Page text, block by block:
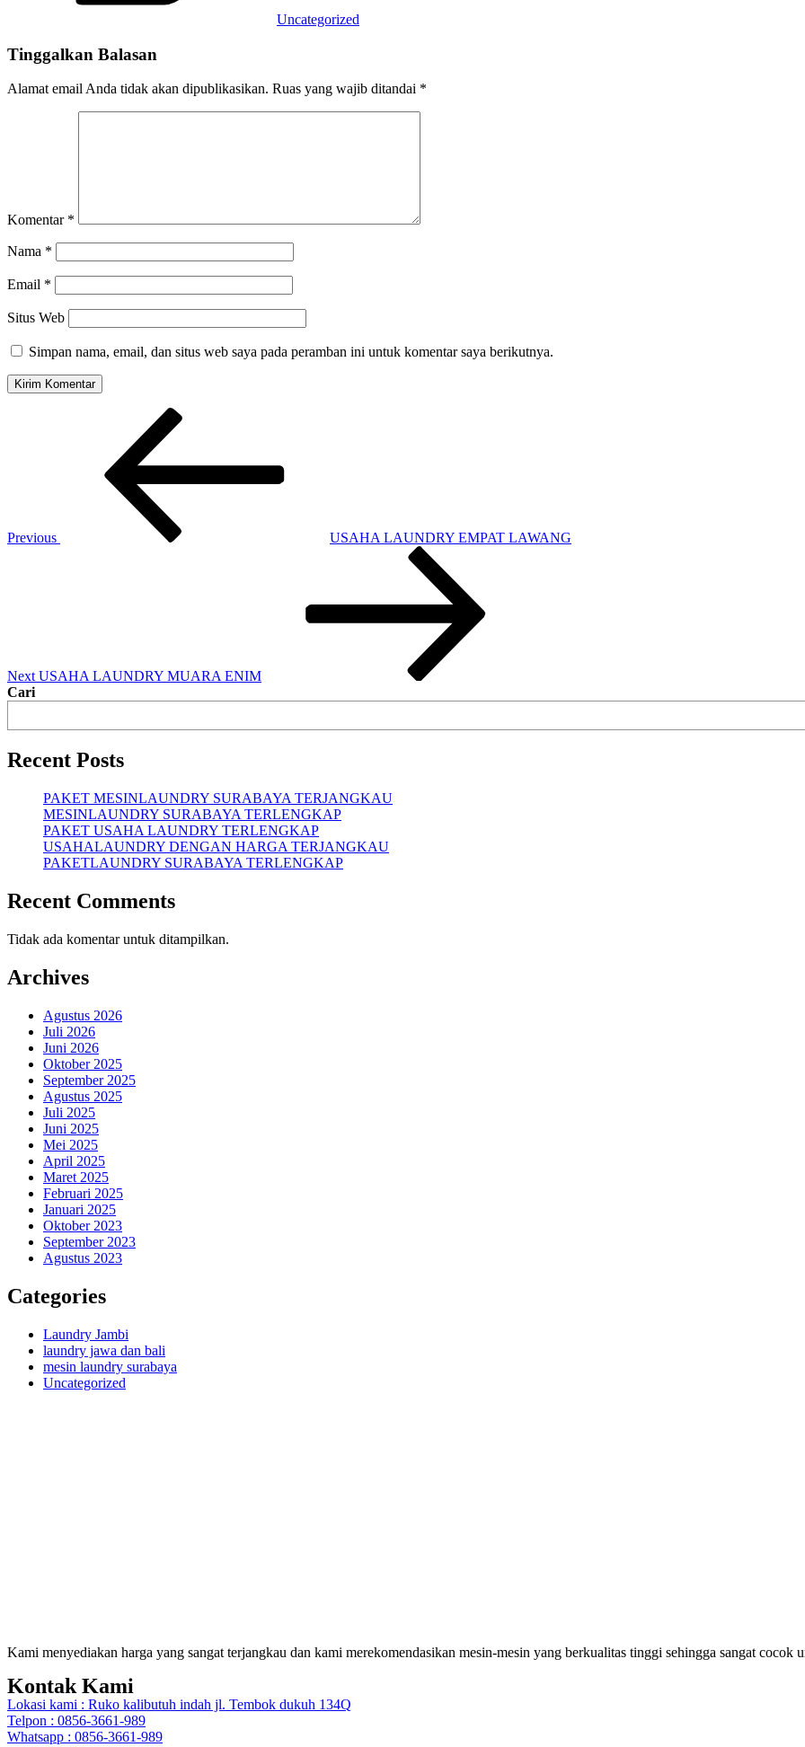
Uncategorized
Tinggalkan Balasan
Alamat email Anda tidak akan dipublikasikan. Ruas yang wajib ditandai *
Komentar *
Nama *
Email *
Situs Web
Simpan nama, email, dan situs web saya pada peramban ini untuk komentar saya berikutnya.
Previous
USAHA LAUNDRY EMPAT LAWANG
Next USAHA LAUNDRY MUARA ENIM
Cari
Recent Posts
PAKET MESINLAUNDRY SURABAYA TERJANGKAU
MESINLAUNDRY SURABAYA TERLENGKAP
PAKET USAHA LAUNDRY TERLENGKAP
USAHALAUNDRY DENGAN HARGA TERJANGKAU
PAKETLAUNDRY SURABAYA TERLENGKAP
Recent Comments
Tidak ada komentar untuk ditampilkan.
Archives
Agustus 2026
Juli 2026
Juni 2026
Oktober 2025
September 2025
Agustus 2025
Juli 2025
Juni 2025
Mei 2025
April 2025
Maret 2025
Februari 2025
Januari 2025
Oktober 2023
September 2023
Agustus 2023
Categories
Laundry Jambi
laundry jawa dan bali
mesin laundry surabaya
Uncategorized
Kami menyediakan harga yang sangat terjangkau dan kami merekomendasikan mesin-mesin yang berkualitas tinggi sehingga sangat cocok
Kontak Kami
Lokasi kami : Ruko kalibutuh indah jl. Tembok dukuh 134Q
Telpon : 0856-3661-989
Whatsapp : 0856-3661-989